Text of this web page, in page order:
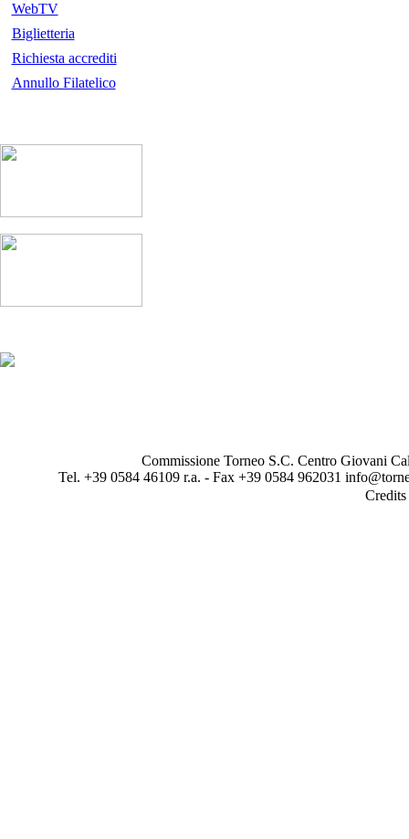
WebTV
Biglietteria
Richiesta accrediti
Annullo Filatelico
Commissione Torneo S.C. Centro Giovani
Tel. +39 0584 46109 r.a. - Fax +39 0584 962031
Credits